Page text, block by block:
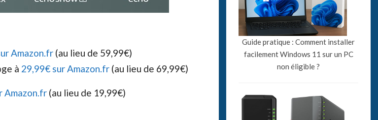
Amazon.fr(au lieu de 59,99€)
à 29,99€ sur Amazon.fr(au lieu de 69,99€)
Amazon.fr(au lieu de 19,99€)
Guide pratique : Comment installer
facilement Windows 11 sur un PC
non éligible ?